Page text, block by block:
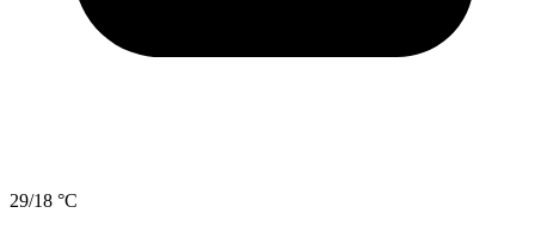
29/18 °C